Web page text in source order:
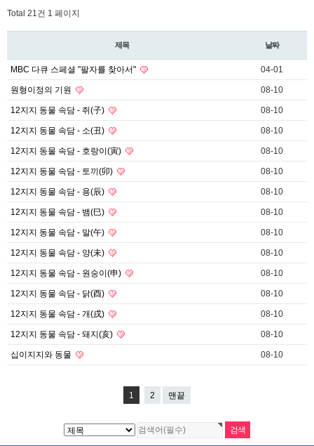
Total 21건 1 페이지
제목 날짜
MBC 다큐 스페셜 "팔자를 찾아서" 04-01
원형이정의 기원 08-10
12지지 동물 속담 - 쥐(子) 08-10
12지지 동물 속담 - 소(丑) 08-10
12지지 동물 속담 - 호랑이(寅) 08-10
12지지 동물 속담 - 토끼(卯) 08-10
12지지 동물 속담 - 용(辰) 08-10
12지지 동물 속담 - 뱀(巳) 08-10
12지지 동물 속담 - 말(午) 08-10
12지지 동물 속담 - 양(未) 08-10
12지지 동물 속담 - 원숭이(申) 08-10
12지지 동물 속담 - 닭(酉) 08-10
12지지 동물 속담 - 개(戌) 08-10
12지지 동물 속담 - 돼지(亥) 08-10
십이지지와 동물 08-10
1 2 맨끝